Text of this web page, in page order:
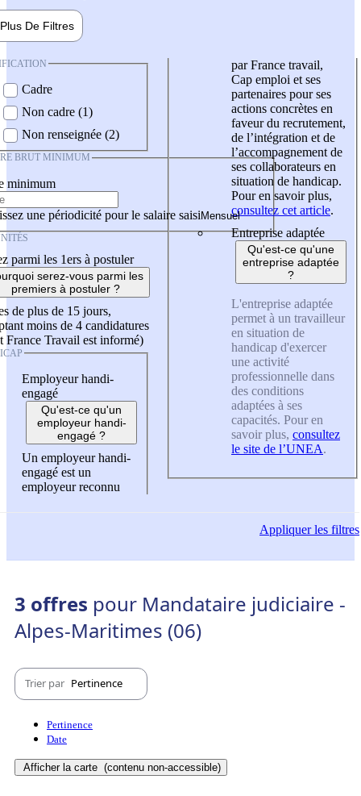
Plus De Filtres
Cadre
Non cadre (1)
Non renseignée (2)
BRUT MINIMUM
minimum
une périodicité pour le salaire saisi
parmi les 1ers à postuler
serez-vous parmi les
premiers à postuler ?
de plus de 15 jours,
moins de 4 candidatures
France Travail est informé)
Employeur handi-
engagé
Qu'est-ce qu'un
employeur handi-
engagé ?
Un employeur handi-
engagé est un
employeur reconnu
par France travail,
Cap emploi et ses
partenaires pour ses
actions concrètes en
faveur du recrutement,
de l’intégration et de
l’accompagnement de
ses collaborateurs en
situation de handicap.
Pour en savoir plus,
consultez cet article.
Entreprise adaptée
Qu'est-ce qu'une
entreprise adaptée
?
L'entreprise adaptée
permet à un travailleur
en situation de
handicap d'exercer
une activité
professionnelle dans
des conditions
adaptées à ses
capacités. Pour en
savoir plus, consultez
le site de l’UNEA.
Appliquerles filtres
3 offres pour Mandataire judiciaire -
Alpes-Maritimes (06)
Trier par Pertinence
Pertinence
Date
Afficher la carte (contenu non-accessible)